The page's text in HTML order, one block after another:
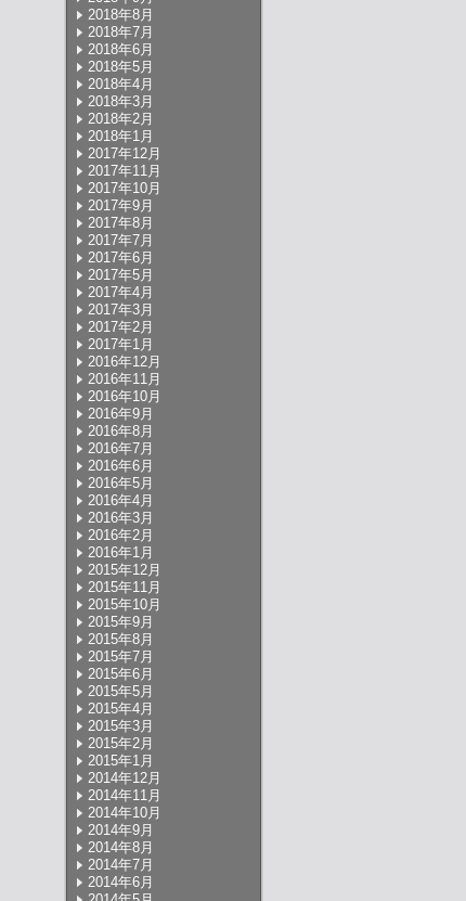
2018年8月
2018年7月
2018年6月
2018年5月
2018年4月
2018年3月
2018年2月
2018年1月
2017年12月
2017年11月
2017年10月
2017年9月
2017年8月
2017年7月
2017年6月
2017年5月
2017年4月
2017年3月
2017年2月
2017年1月
2016年12月
2016年11月
2016年10月
2016年9月
2016年8月
2016年7月
2016年6月
2016年5月
2016年4月
2016年3月
2016年2月
2016年1月
2015年12月
2015年11月
2015年10月
2015年9月
2015年8月
2015年7月
2015年6月
2015年5月
2015年4月
2015年3月
2015年2月
2015年1月
2014年12月
2014年11月
2014年10月
2014年9月
2014年8月
2014年7月
2014年6月